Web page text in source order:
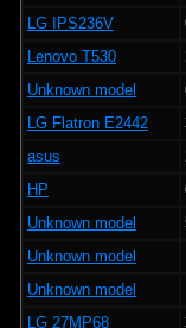
LG IPS236V
Lenovo T530
Unknown model
LG Flatron E2442
asus
HP
Unknown model
Unknown model
Unknown model
LG 27MP68